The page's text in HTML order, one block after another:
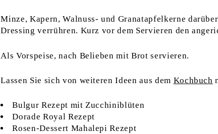
Minze, Kapern, Walnuss- und Granatapfelkerne
Dressing verrühren. Kurz vor dem Servieren den
Als Vorspeise, nach Belieben mit Brot servieren.
Lassen Sie sich von weiteren Ideen aus dem Kochbuch
Bulgur Rezept mit Zucchiniblüten
Dorade Royal Rezept
Rosen-Dessert Mahalepi Rezept